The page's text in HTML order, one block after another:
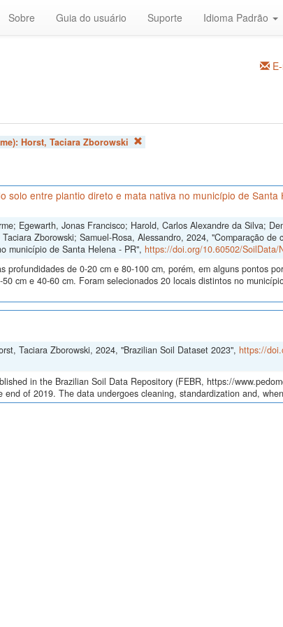
Sobre Guia do usuário Suporte Idioma Padrão
Horst, Taciara Zborowski
solo entre plantio direto e mata nativa no município de Santa
Egewarth, Jonas Francisco; Harold, Carlos Alexandre da Silva;
Zborowski; Samuel-Rosa, Alessandro, 2024, "Comparação de
município de Santa Helena - PR", https://doi.org/10.60502/SoilData/
profundidades de 0-20 cm e 80-100 cm, porém, em alguns pontos
cm e 40-60 cm. Foram selecionados 20 locais distintos no
Taciara Zborowski, 2024, "Brazilian Soil Dataset 2023", https://
in the Brazilian Soil Data Repository (FEBR, https://
of 2019. The data undergoes cleaning, standardization and,